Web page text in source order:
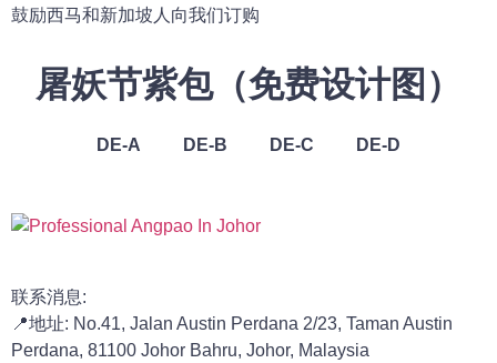
鼓励西马和新加坡人向我们订购
屠妖节紫包（免费设计图）
DE-A DE-B DE-C DE-D
联系消息:
📍地址: No.41, Jalan Austin Perdana 2/23, Taman Austin
Perdana, 81100 Johor Bahru, Johor, Malaysia